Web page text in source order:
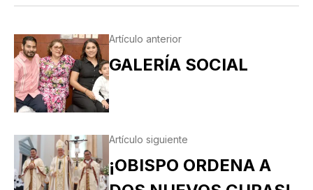
Artículo anterior
GALERÍA SOCIAL
Artículo siguiente
¡OBISPO ORDENA A